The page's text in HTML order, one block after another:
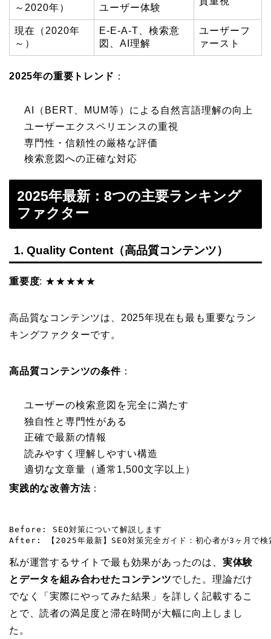
～2020年）
ユーザー体験
現在（2020年
～）
E-E-A-T、検索意
図、AI理解
ユーザーフ
ァースト
2025年の重要トレンド ：
AI（BERT、MUM等）による自然言語理解の向上
ユーザーエクスペリエンスの重視
専門性・信頼性の厳格な評価
検索意図への正確な対応
2025年最新：8つの主要ランキング
ファクター
1. Quality Content（高品質コンテンツ）
重要度: ★★★★★
高品質なコンテンツは、2025年現在も最も重要なラン
キングファクターです。
高品質コンテンツの条件：
ユーザーの検索意図を完全に満たす
独自性と専門性がある
正確で最新の情報
読みやすく理解しやすい構造
適切な文章量（通常1,500文字以上）
実践的な改善方法：
Before: SEO対策について解説します
After: 【2025年最新】SEO対策完全ガイド：初心者が3ヶ月で検
私が運営するサイトで最も効果があったのは、 実体験
とデータを組み合わせたコンテンツでした。理論だけ
でなく「実際にやってみた結果」を詳しく記載するこ
とで、読者の満足度と滞在時間が大幅に向上しまし
た。